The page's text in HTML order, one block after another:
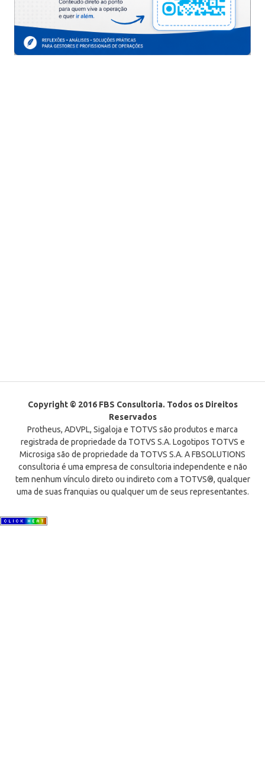
Copyright © 2016 FBS Consultoria. Todos os Direitos
Reservados
Protheus, ADVPL, Sigaloja e TOTVS são produtos e marca
registrada de propriedade da TOTVS S.A. Logotipos TOTVS e
Microsiga são de propriedade da TOTVS S.A. A FBSOLUTIONS
consultoria é uma empresa de consultoria independente e não
tem nenhum vínculo direto ou indireto com a TOTVS®, qualquer
uma de suas franquias ou qualquer um de seus representantes.